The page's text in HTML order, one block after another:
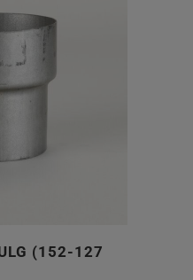
(152-127